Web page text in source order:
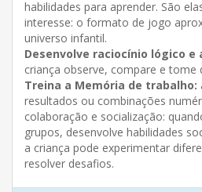
habilidades para aprender. São
interesse: o formato de jogo
universo infantil.
Desenvolve raciocínio lógico e
criança observe, compare e tome
Treina a Memória de trabalho:
resultados ou combinações
colaboração e socialização:
grupos, desenvolve habilidades
a criança pode experimentar
resolver desafios.